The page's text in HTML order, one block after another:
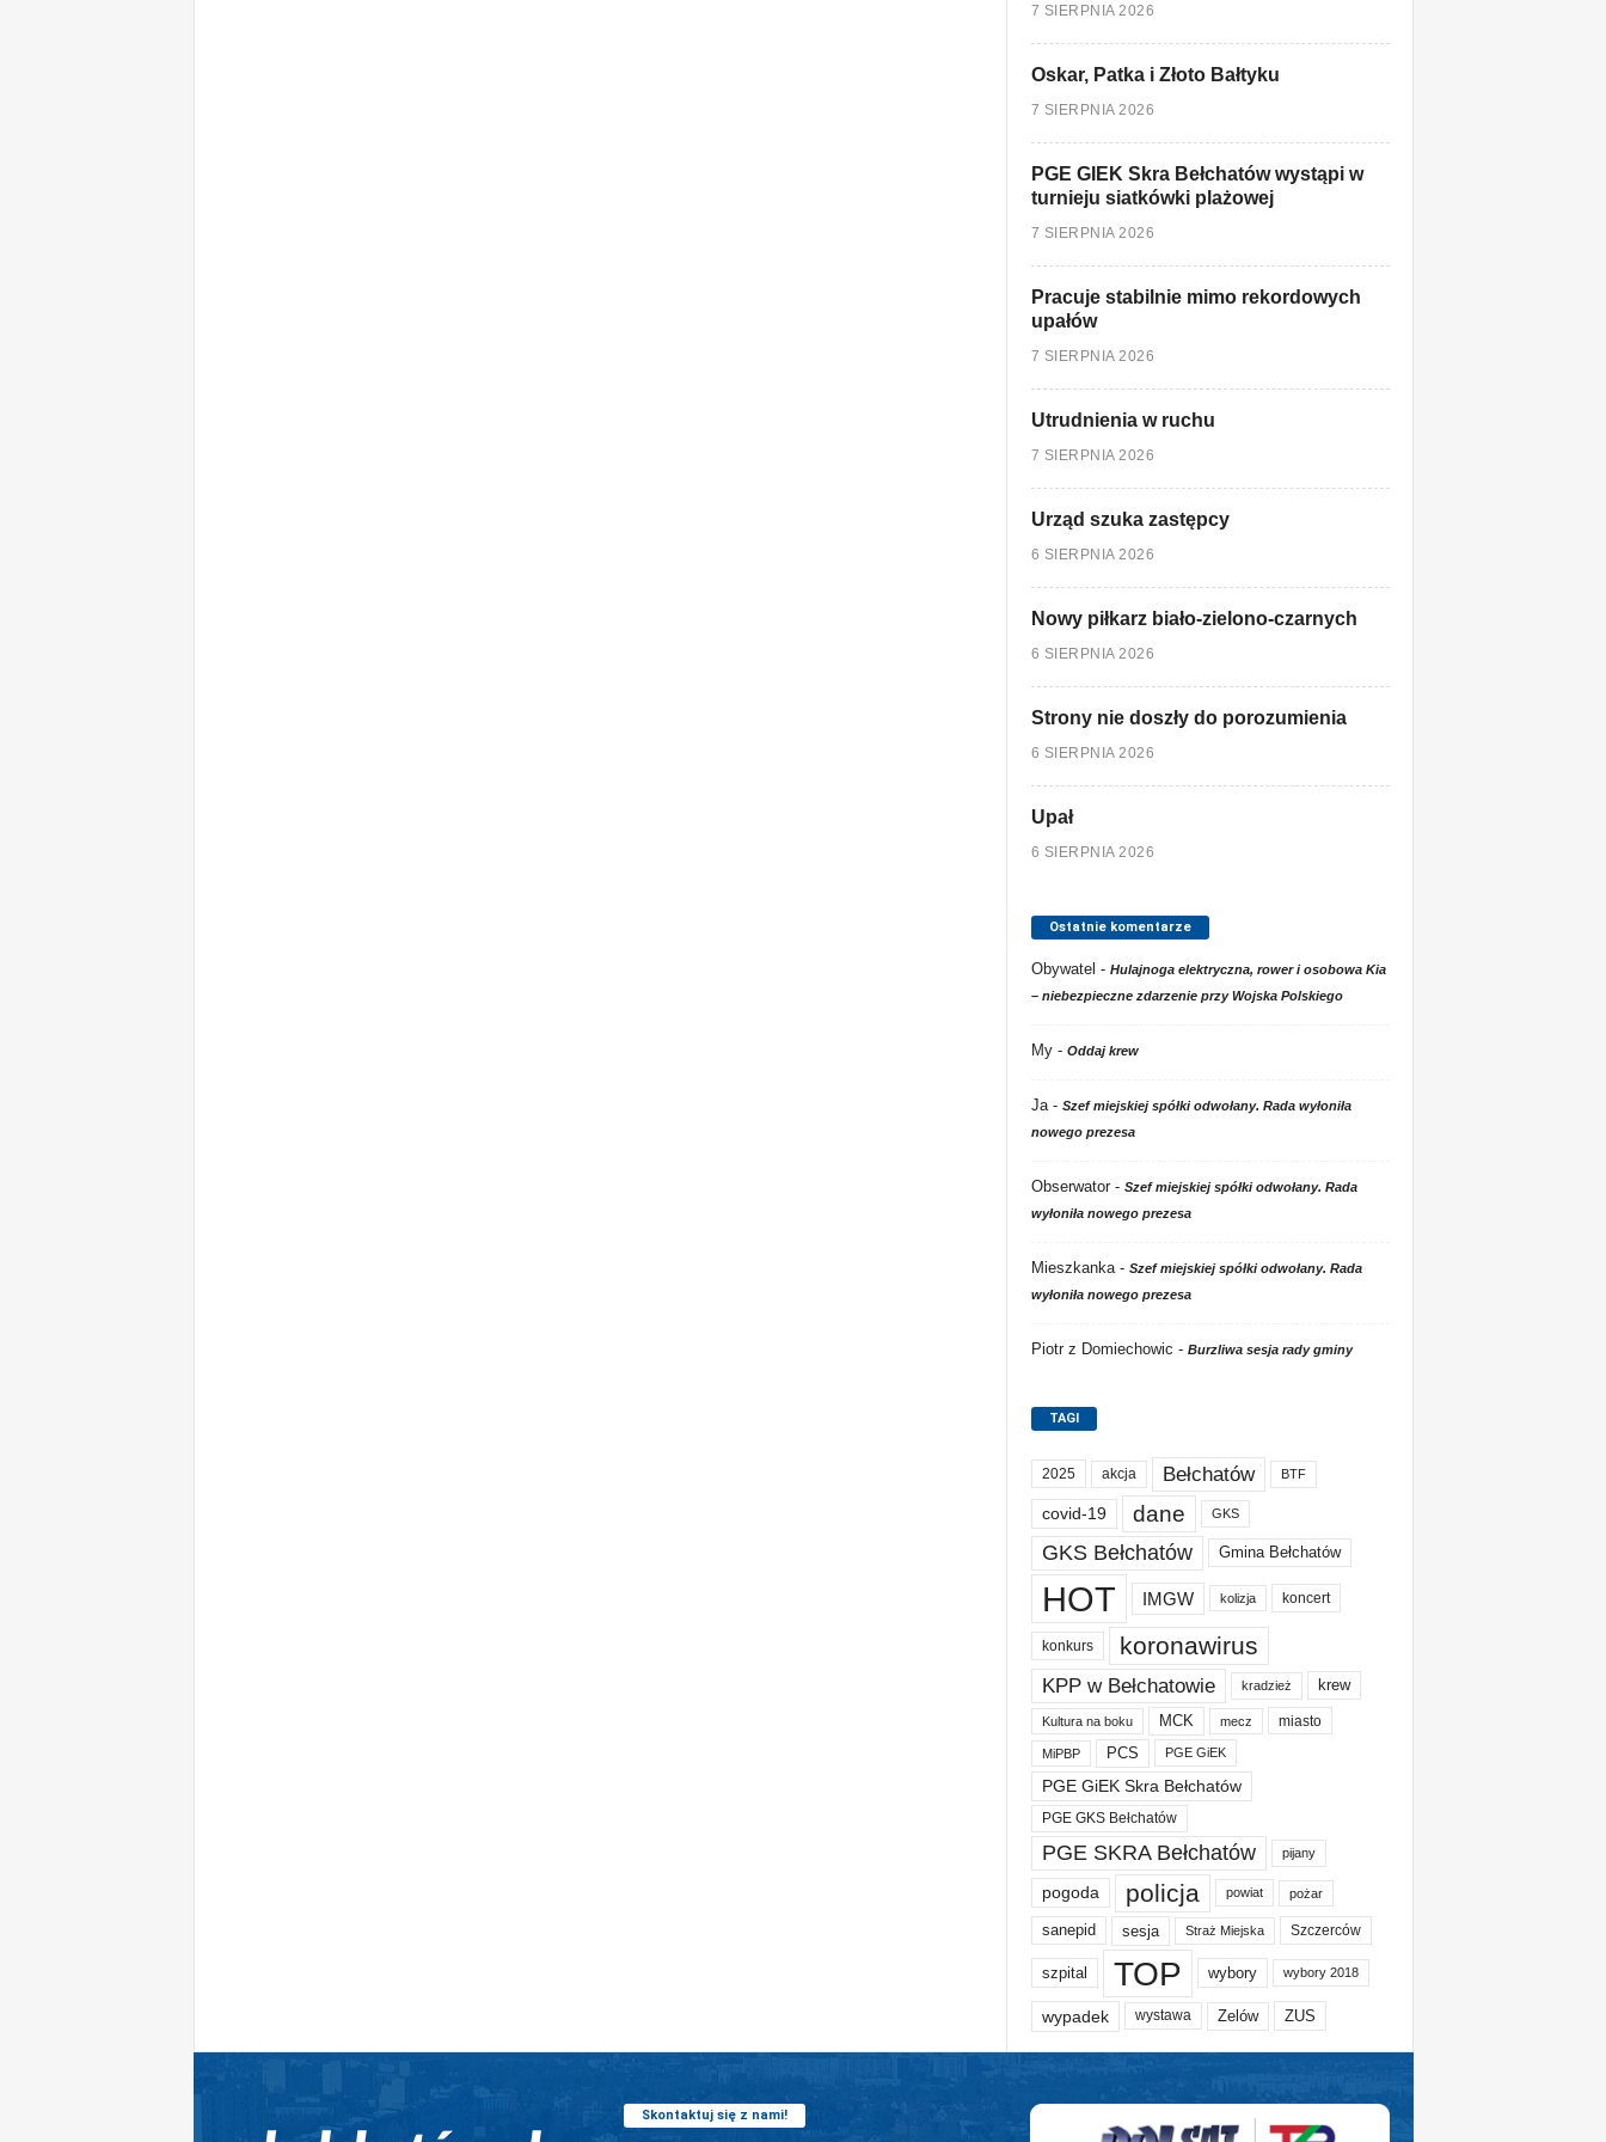
7 SIERPNIA 2026
Oskar, Patka i Złoto Bałtyku
7 SIERPNIA 2026
PGE GIEK Skra Bełchatów wystąpi w
turnieju siatkówki plażowej
7 SIERPNIA 2026
Pracuje stabilnie mimo rekordowych
upałów
7 SIERPNIA 2026
Utrudnienia w ruchu
7 SIERPNIA 2026
Urząd szuka zastępcy
6 SIERPNIA 2026
Nowy piłkarz biało-zielono-czarnych
6 SIERPNIA 2026
Strony nie doszły do porozumienia
6 SIERPNIA 2026
Upał
6 SIERPNIA 2026
Ostatnie komentarze
Obywatel - Hulajnoga elektryczna, rower i osobowa Kia
– niebezpieczne zdarzenie przy Wojska Polskiego
My- Oddaj krew
Ja- Szef miejskiej spółki odwołany. Rada wyłoniła
nowego prezesa
Obserwator- Szef miejskiej spółki odwołany. Rada
wyłoniła nowego prezesa
Mieszkanka- Szef miejskiej spółki odwołany. Rada
wyłoniła nowego prezesa
Piotr z Domiechowic - Burzliwa sesja rady gminy
TAGI
2025 akcja Bełchatów BTF
covid-19 dane GKS
GKS Bełchatów Gmina Bełchatów
HOT IMGW kolizja koncert
konkurs koronawirus
KPP w Bełchatowie kradzież krew
Kultura na boku MCK mecz miasto
MiPBP PCS PGE GiEK
PGE GiEK Skra Bełchatów
PGE GKS Bełchatów
PGE SKRA Bełchatów pijany
pogoda policja powiat pożar
sanepid sesja Straż Miejska Szczerców
szpital TOP wybory wybory 2018
wypadek wystawa Zelów ZUS
Skontaktuj się z nami!